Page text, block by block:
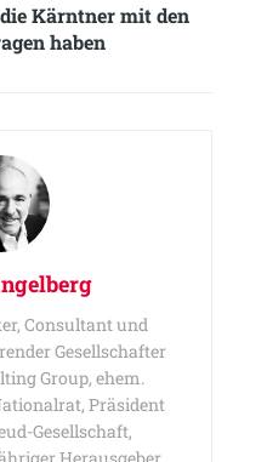
Kärntner mit den
haben
Consultant und
Gesellschafter
Group, ehem.
Präsident
Gesellschaft,